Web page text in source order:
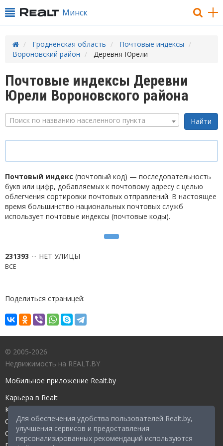
Для обеспечения удобства пользователей Realt.by,
улучшения сервисов и предоставления
персонализированных рекомендаций используются
Минск
Гродненская область
Почтовые индексы
Вороновский район
Деревня Юрели
Почтовые индексы Деревни
Юрели Вороновского района
Поиск по названию населенного пункта
Почтовый индекс (почтовый код) — последовательность
букв или цифр, добавляемых к почтовому адресу с целью
облегчения сортировки почтовых отправлений. В настоящее
время большинство национальных почтовых служб
использует почтовые индексы (почтовые коды).
231393 НЕТ УЛИЦЫ
ВСЕ
Поделиться страницей:
© 2005-2026
Недвижимость на REALT.BY
Мобильное приложение Realt.by
Карьера в Realt
Контакты редакции
Справочный центр
Служба поддержки